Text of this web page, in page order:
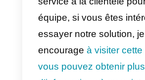
fois que vous
catalogue
disposerez d’un
vers votre